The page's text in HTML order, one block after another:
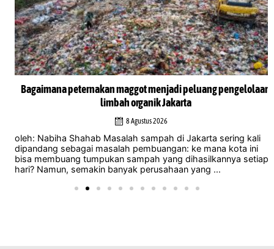
Bagaimana peternakan maggot menjadi peluang pengelolaan
limbah organik Jakarta
8 Agustus 2026
oleh: Nabiha Shahab Masalah sampah di Jakarta sering kali
dipandang sebagai masalah pembuangan: ke mana kota ini
bisa membuang tumpukan sampah yang dihasilkannya setiap
hari? Namun, semakin banyak perusahaan yang ...